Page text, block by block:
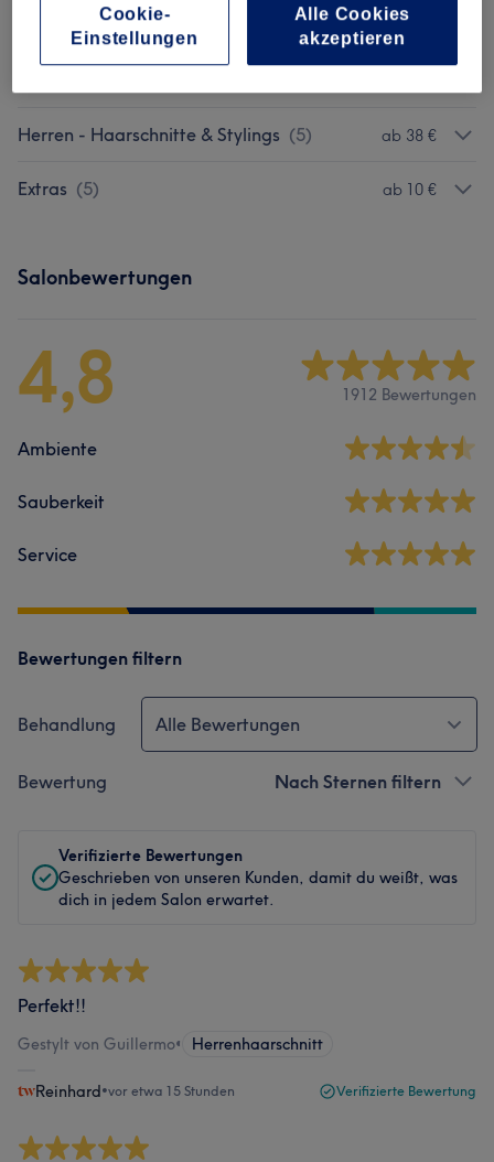
Kinder - Haarschnitte & Stylings 2 ) ab 28 €
Herren - Haarschnitte & Stylings (5) ab 38 €
Extras (5) ab 10 €
Salonbewertungen
4,8 1912 Bewertungen
Ambiente
Sauberkeit
Service
Bewertungen filtern
Behandlung Alle Bewertungen
Bewertung Nach Sternen filtern
Verifizierte Bewertungen
Geschrieben von unseren Kunden, damit du weißt, was
dich in jedem Salon erwartet.
Perfekt!!
Gestylt von Guillermo• Herrenhaarschnitt
Reinhard•vor etwa 15 Stunden Verifizierte Bewertung
Cookie-
Einstellungen
Alle Cookies
akzeptieren